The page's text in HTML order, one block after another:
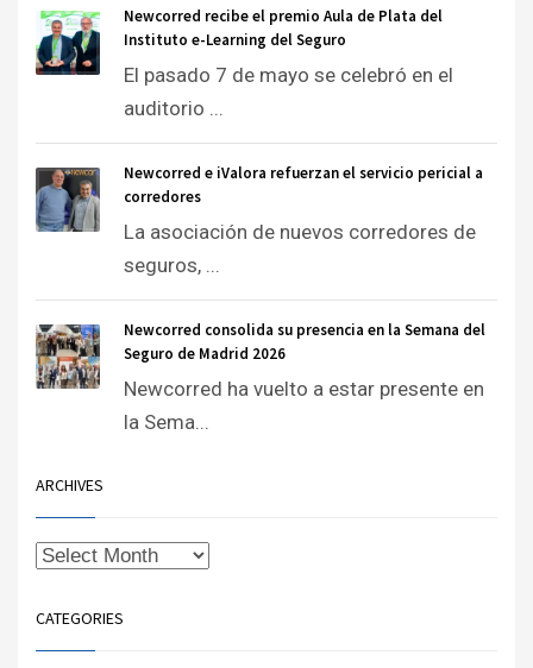
Newcorred recibe el premio Aula de Plata del
Instituto e-Learning del Seguro
El pasado 7 de mayo se celebró en el
auditorio ...
Newcorred e iValora refuerzan el servicio pericial a
corredores
La asociación de nuevos corredores de
seguros, ...
Newcorred consolida su presencia en la Semana del
Seguro de Madrid 2026
Newcorred ha vuelto a estar presente en
la Sema...
ARCHIVES
CATEGORIES